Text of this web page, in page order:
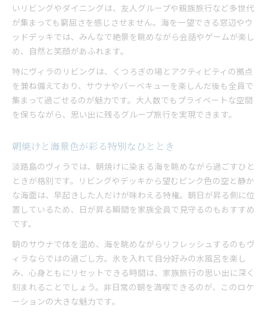
いリビングやダイニングは、友人グループや親族旅行など多世代
が集まっても窮屈さを感じさせません。海を一望できる窓辺やウ
ッドデッキでは、みんなで絶景を眺めながら会話やゲームが楽し
め、自然と笑顔があふれます。
特にヴィラのリビングは、くつろぎの場とアクティビティの拠点
を兼ね備えており、サウナやバーベキューを楽しんだ後も全員で
集まって過ごせるのが魅力です。大人数でもプライベートな空間
を保ちながら、思い出に残るグループ旅行を実現できます。
朝焼けと海景色が彩る特別なひととき
淡路島のヴィラでは、朝焼けに染まる海を眺めながら過ごすひと
ときが格別です。リビングやデッキから望むピンク色の空と静か
な海面は、早起きした人だけが味わえる特権。朝日が昇る側に位
置しているため、日が昇る瞬間を家族全員で見守るのもおすすめ
です。
朝のサウナで体を温め、海を眺めながらリフレッシュするのもヴ
ィラならではの過ごし方。氷を入れて自分好みの水風呂を楽し
み、心身ともにリセットできる時間は、家族旅行の思い出に深く
刻まれることでしょう。非日常の朝を満喫できるのが、このロケ
ーションの大きな魅力です。